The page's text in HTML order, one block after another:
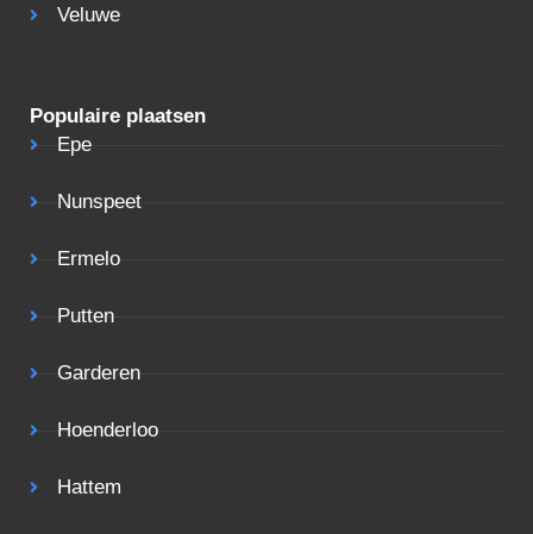
Veluwe
Populaire plaatsen
Epe
Nunspeet
Ermelo
Putten
Garderen
Hoenderloo
Hattem